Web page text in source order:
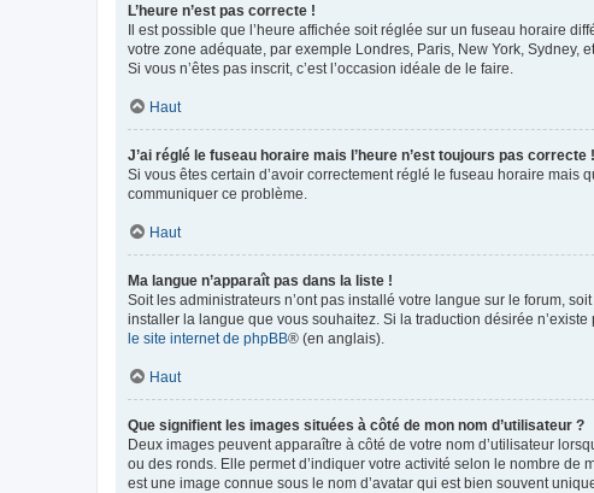
L’heure n’est pas correcte !
Il est possible que l’heure affichée soit réglée sur un fuseau horaire
votre zone adéquate, par exemple Londres, Paris, New York, Sydney,
Si vous n’êtes pas inscrit, c’est l’occasion idéale de le faire.
Haut
J’ai réglé le fuseau horaire mais l’heure n’est toujours pas correcte !
Si vous êtes certain d’avoir correctement réglé le fuseau horaire mais
communiquer ce problème.
Haut
Ma langue n’apparaît pas dans la liste !
Soit les administrateurs n’ont pas installé votre langue sur le forum,
installer la langue que vous souhaitez. Si la traduction désirée
le site internet de phpBB® (en anglais).
Haut
Que signifient les images situées à côté de mon nom d’utilisateur ?
Deux images peuvent apparaître à côté de votre nom d’utilisateur
ou des ronds. Elle permet d’indiquer votre activité selon le nombre de
est une image connue sous le nom d’avatar qui est bien souvent